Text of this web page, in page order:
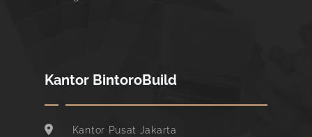
Kantor BintoroBuild
Kantor Pusat Jakarta